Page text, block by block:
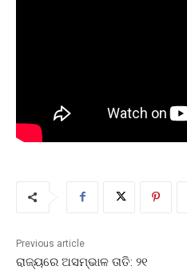
Previous article
ରାଜ୍ୟରେ ଅସମ୍ଭାଳ ତାତି: ୨୧